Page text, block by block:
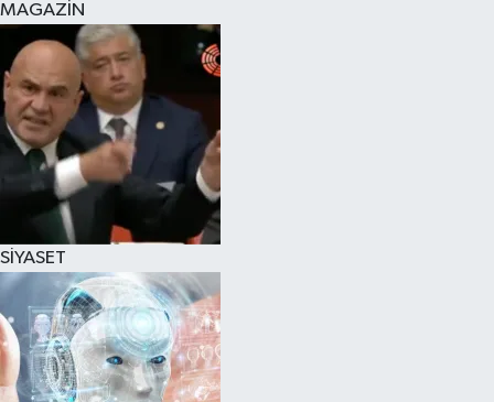
MAGAZİN
SİYASET